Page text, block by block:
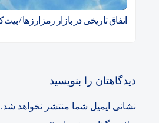
اتفاق تاریخی در بازار رمزارزها /
دیدگاهتان را بنویسید
نشانی ایمیل شما منتشر نخواهد شد.